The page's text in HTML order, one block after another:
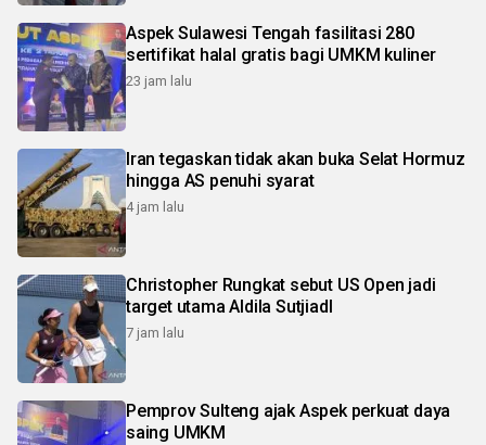
Aspek Sulawesi Tengah fasilitasi 280
sertifikat halal gratis bagi UMKM kuliner
23 jam lalu
Iran tegaskan tidak akan buka Selat Hormuz
hingga AS penuhi syarat
4 jam lalu
Christopher Rungkat sebut US Open jadi
target utama Aldila SutjiadI
7 jam lalu
Pemprov Sulteng ajak Aspek perkuat daya
saing UMKM